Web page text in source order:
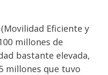
(Movilidad Eficiente y
millones de
bastante elevada,
millones que tuvo